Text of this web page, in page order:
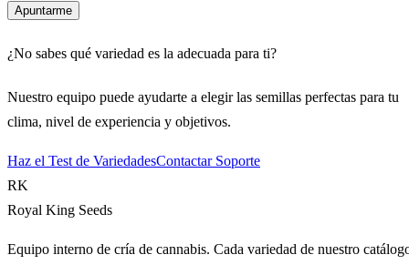
Apuntarme
¿No sabes qué variedad es la adecuada para ti?
Nuestro equipo puede ayudarte a elegir las semillas perfectas para tu
clima, nivel de experiencia y objetivos.
Haz el Test de VariedadesContactar Soporte
RK
Royal King Seeds
Equipo interno de cría de cannabis. Cada variedad de nuestro